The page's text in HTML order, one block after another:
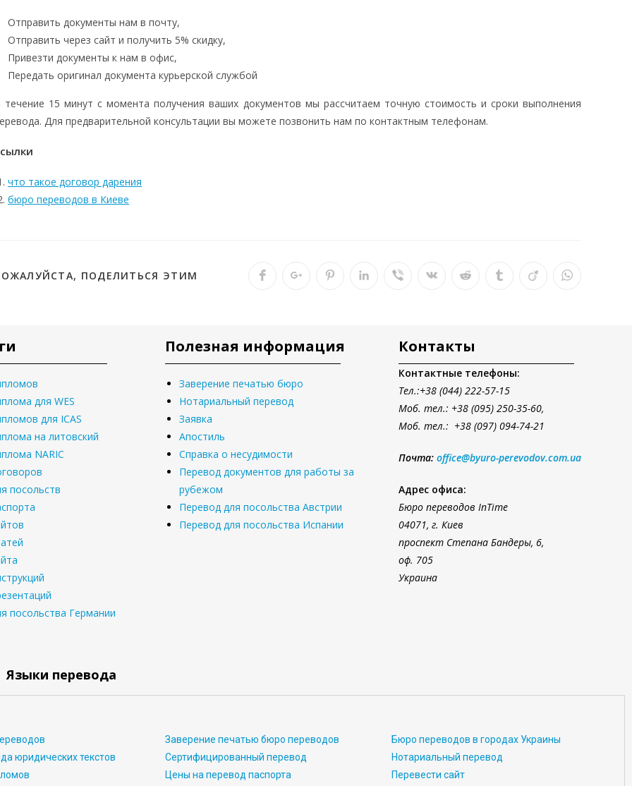
Отправить документы нам в почту,
Отправить через сайт и получить 5% скидку,
Привезти документы к нам в офис,
Передать оригинал документа курьерской службой
течение 15 минут с момента получения ваших документов мы рассчитаем точную стоимость и сроки выполнения
Для предварительной консультации вы можете позвонить нам по контактным телефонам.
что такое договор дарения
бюро переводов в Киеве
ПОДЕЛИТЬСЯ ЭТИМ
для WES
для ICAS
на литовский
NARIC
посольств
посольства Германии
Полезная информация
Заверение печатью бюро
Нотариальный перевод
Заявка
Апостиль
Справка о несудимости
Перевод документов для работы за
рубежом
Перевод для посольства Австрии
Перевод для посольства Испании
Контакты
Контактные телефоны:
Тел.:+38 (044) 222-57-15
Моб. тел.: +38 (095) 250-35-60,
Моб. тел.: +38 (097) 094-74-21
Почта: office@byuro-perevodov.com.ua
Адрес офиса:
Бюро переводов InTime
04071, г. Киев
проспект Степана Бандеры, 6,
оф. 705
Украина
Языки перевода
юридических текстов
Заверение печатью бюро переводов
Сертифицированный перевод
Цены на перевод паспорта
Бюро переводов в городах Украины
Нотариальный перевод
Перевести сайт